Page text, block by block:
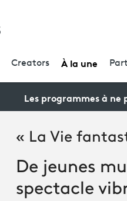
Creators À la une
Les programmes à ne
« La Vie
De jeunes
spectacle